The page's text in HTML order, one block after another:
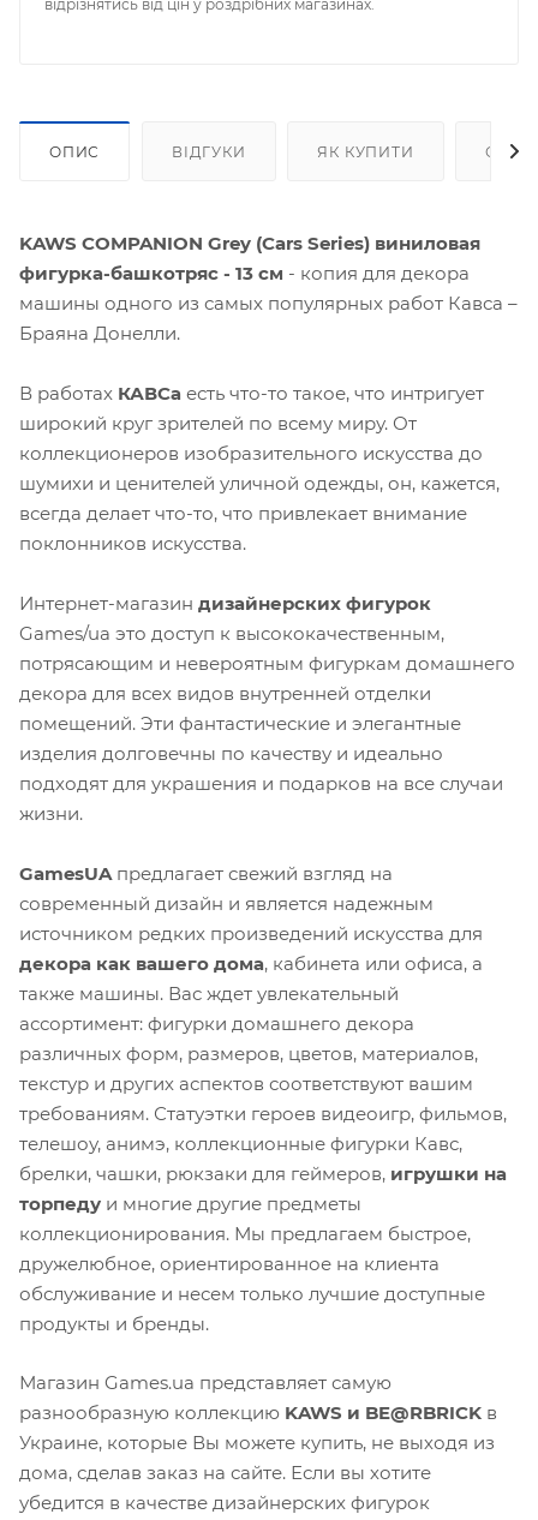
відрізнятись від цін у роздрібних магазинах.
ОПИС ВІДГУКИ ЯК КУПИТИ
KAWS COMPANION Grey (Cars Series) виниловая
фигурка-башкотряс - 13 см - копия для декора
машины одного из самых популярных работ Кавса –
Браяна Донелли.
В работах КАВСа есть что-то такое, что интригует
широкий круг зрителей по всему миру. От
коллекционеров изобразительного искусства до
шумихи и ценителей уличной одежды, он, кажется,
всегда делает что-то, что привлекает внимание
поклонников искусства.
Интернет-магазин дизайнерских фигурок
Games/ua это доступ к высококачественным,
потрясающим и невероятным фигуркам домашнего
декора для всех видов внутренней отделки
помещений. Эти фантастические и элегантные
изделия долговечны по качеству и идеально
подходят для украшения и подарков на все случаи
жизни.
GamesUA предлагает свежий взгляд на
современный дизайн и является надежным
источником редких произведений искусства для
декора как вашего дома, кабинета или офиса, а
также машины. Вас ждет увлекательный
ассортимент: фигурки домашнего декора
различных форм, размеров, цветов, материалов,
текстур и других аспектов соответствуют вашим
требованиям. Статуэтки героев видеоигр, фильмов,
телешоу, анимэ, коллекционные фигурки Кавс,
брелки, чашки, рюкзаки для геймеров, игрушки на
торпеду и многие другие предметы
коллекционирования. Мы предлагаем быстрое,
дружелюбное, ориентированное на клиента
обслуживание и несем только лучшие доступные
продукты и бренды.
Магазин Games.ua представляет самую
разнообразную коллекцию KAWS и BE@RBRICK в
Украине, которые Вы можете купить, не выходя из
дома, сделав заказ на сайте. Если вы хотите
убедится в качестве дизайнерских фигурок